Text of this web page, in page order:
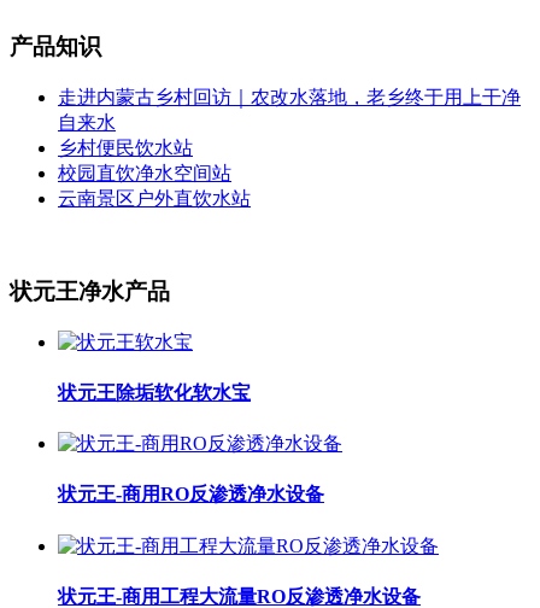
产品知识
走进内蒙古乡村回访｜农改水落地，老乡终于用上干净
自来水
乡村便民饮水站
校园直饮净水空间站
云南景区户外直饮水站
状元王净水产品
状元王除垢软化软水宝
状元王-商用RO反渗透净水设备
状元王-商用工程大流量RO反渗透净水设备